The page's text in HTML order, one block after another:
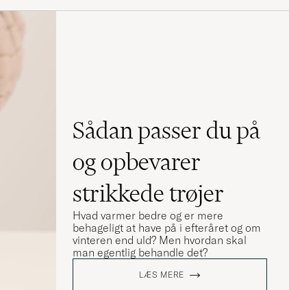
Sådan passer du på
og opbevarer
strikkede trøjer
Hvad varmer bedre og er mere
behageligt at have på i efteråret og om
vinteren end uld? Men hvordan skal
man egentlig behandle det?
LÆS MERE